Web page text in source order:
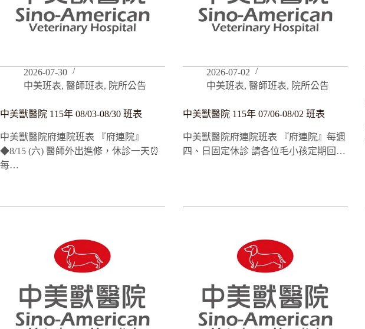
2026-07-30
中美班表, 醫師班表, 院所公告
中美獸醫院 115年 08/03-08/30 班表
中美獸醫院府連院班表 『府連院』
◆8/15 (六) 醫師外出進修，休診一天⏰
每…
2026-07-02
中美班表, 醫師班表, 院所公告
中美獸醫院 115年 07/06-08/02 班表
中美獸醫院府連院班表 『府連院』每週
四、日固定休診 請各位毛小孩定期回…